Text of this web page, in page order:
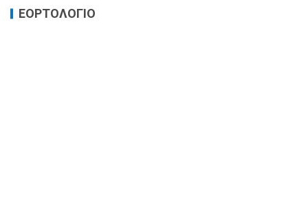
ΕΟΡΤΟΛΟΓΙΟ